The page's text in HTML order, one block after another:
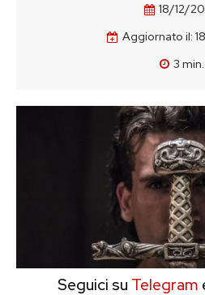
18/12/
Aggiornato il:
3 min.
Seguici su Telegram